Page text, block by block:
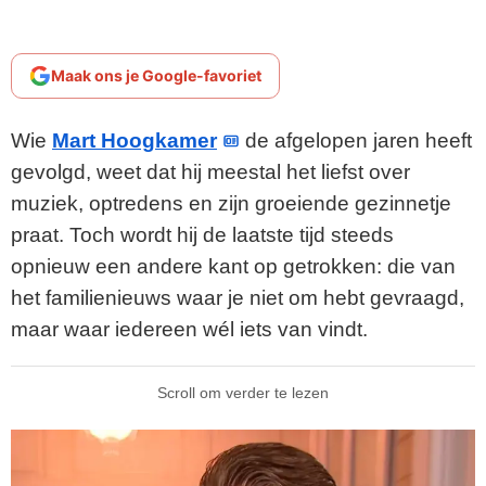
Maak ons je Google-favoriet
Wie Mart Hoogkamer
de afgelopen jaren heeft
gevolgd, weet dat hij meestal het liefst over
muziek, optredens en zijn groeiende gezinnetje
praat. Toch wordt hij de laatste tijd steeds
opnieuw een andere kant op getrokken: die van
het familienieuws waar je niet om hebt gevraagd,
maar waar iedereen wél iets van vindt.
Scroll om verder te lezen